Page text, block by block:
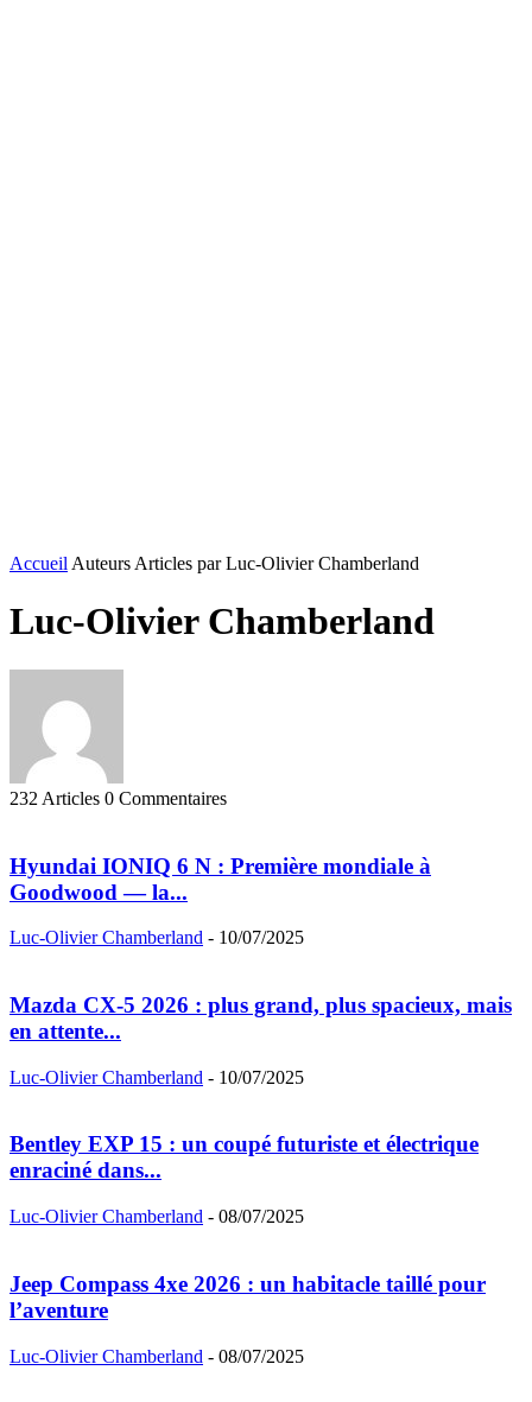
Accueil Auteurs Articles par Luc-Olivier Chamberland
Luc-Olivier Chamberland
232 Articles 0 Commentaires
Hyundai IONIQ 6 N : Première mondiale à
Goodwood — la...
Luc-Olivier Chamberland - 10/07/2025
Mazda CX-5 2026 : plus grand, plus spacieux, mais
en attente...
Luc-Olivier Chamberland - 10/07/2025
Bentley EXP 15 : un coupé futuriste et électrique
enraciné dans...
Luc-Olivier Chamberland - 08/07/2025
Jeep Compass 4xe 2026 : un habitacle taillé pour
l’aventure
Luc-Olivier Chamberland - 08/07/2025